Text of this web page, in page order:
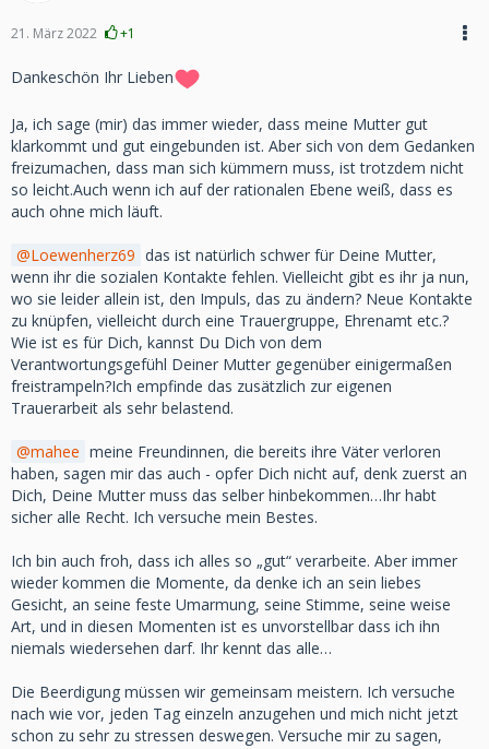
21. März 2022 +1
Dankeschön Ihr Lieben
Ja, ich sage (mir) das immer wieder, dass meine Mutter gut
klarkommt und gut eingebunden ist. Aber sich von dem Gedanken
freizumachen, dass man sich kümmern muss, ist trotzdem nicht
so leicht.Auch wenn ich auf der rationalen Ebene weiß, dass es
auch ohne mich läuft.
Loewenherz69 das ist natürlich schwer für Deine Mutter,
wenn ihr die sozialen Kontakte fehlen. Vielleicht gibt es ihr ja nun,
wo sie leider allein ist, den Impuls, das zu ändern? Neue Kontakte
zu knüpfen, vielleicht durch eine Trauergruppe, Ehrenamt etc.?
Wie ist es für Dich, kannst Du Dich von dem
Verantwortungsgefühl Deiner Mutter gegenüber einigermaßen
freistrampeln?Ich empfinde das zusätzlich zur eigenen
Trauerarbeit als sehr belastend.
mahee meine Freundinnen, die bereits ihre Väter verloren
haben, sagen mir das auch - opfer Dich nicht auf, denk zuerst an
Dich, Deine Mutter muss das selber hinbekommen…Ihr habt
sicher alle Recht. Ich versuche mein Bestes.
Ich bin auch froh, dass ich alles so „gut“ verarbeite. Aber immer
wieder kommen die Momente, da denke ich an sein liebes
Gesicht, an seine feste Umarmung, seine Stimme, seine weise
Art, und in diesen Momenten ist es unvorstellbar dass ich ihn
niemals wiedersehen darf. Ihr kennt das alle…
Die Beerdigung müssen wir gemeinsam meistern. Ich versuche
nach wie vor, jeden Tag einzeln anzugehen und mich nicht jetzt
schon zu sehr zu stressen deswegen. Versuche mir zu sagen,